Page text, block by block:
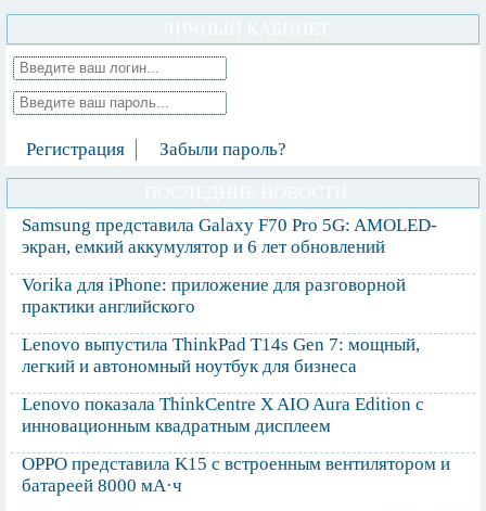
Регистрация Забыли пароль?
Samsung представила Galaxy F70 Pro 5G: AMOLED-
экран, емкий аккумулятор и 6 лет обновлений
Vorika для iPhone: приложение для разговорной
практики английского
Lenovo выпустила ThinkPad T14s Gen 7: мощный,
легкий и автономный ноутбук для бизнеса
Lenovo показала ThinkCentre X AIO Aura Edition с
инновационным квадратным дисплеем
OPPO представила K15 с встроенным вентилятором и
батареей 8000 мА·ч